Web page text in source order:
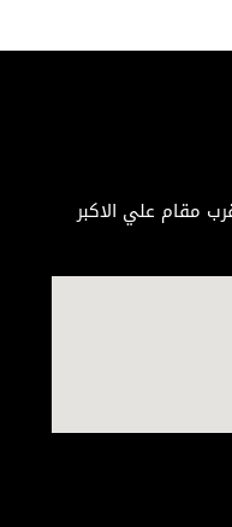
مقام علي الاكبر